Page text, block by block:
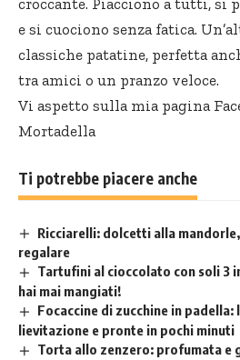
e si cuociono senza fatica.
classiche patatine, perfetta
tra amici o un pranzo veloce.
Vi aspetto sulla mia pagina
Mortadella
Ti potrebbe piacere anche
Ricciarelli: dolcetti alla
regalare
Tartufini al cioccolato con soli 3
hai mai mangiati!
Focaccine di zucchine in padella:
lievitazione e pronte in pochi minuti
Torta allo zenzero: profumata e